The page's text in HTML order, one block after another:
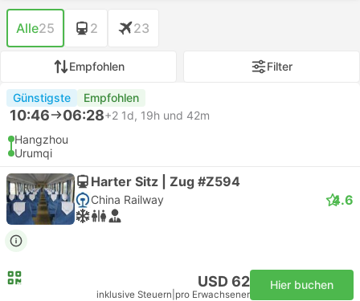
Alle25 2 23
Empfohlen Filter
Günstigste Empfohlen
10:46 06:28+2 1d, 19h und 42m
Hangzhou
Urumqi
Harter Sitz | Zug #Z594
China Railway 4.6
USD 62
inklusive Steuern pro Erwachsener
Hier buchen